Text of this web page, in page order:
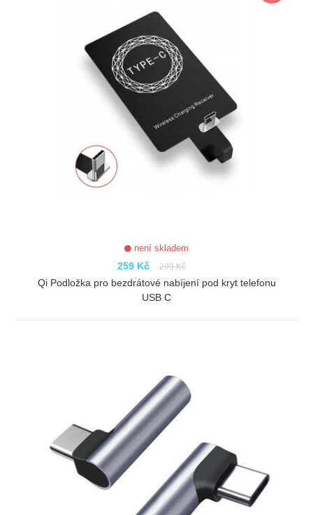
není skladem
259 Kč 299 Kč
Qi Podložka pro bezdrátové nabíjení pod kryt telefonu
USB C